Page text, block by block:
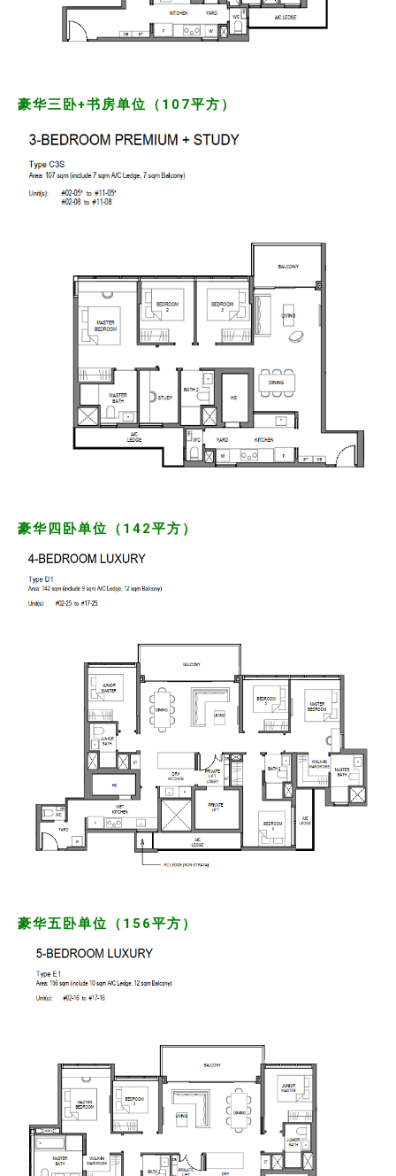
豪华三卧+书房单位（107平方）
豪华四卧单位（142平方）
豪华五卧单位（156平方）